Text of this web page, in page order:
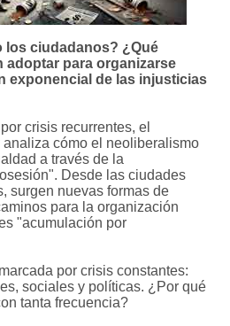
los ciudadanos? ¿Qué
adoptar para organizarse
exponencial de las injusticias
crisis recurrentes, el
cómo el neoliberalismo
a través de la
Desde las ciudades
surgen nuevas formas de
para la organización
"acumulación por
por crisis constantes:
sociales y políticas. ¿Por qué
tanta frecuencia?